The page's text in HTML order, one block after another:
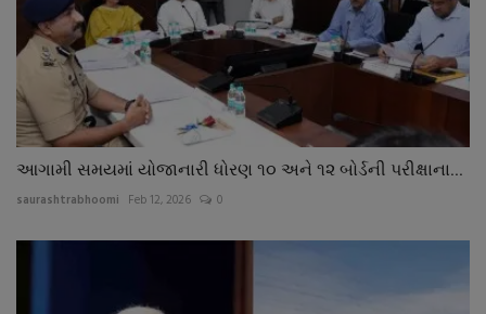
આગામી સમયમાં યોજાનારી ધોરણ ૧૦ અને ૧૨ બોર્ડની પરીક્ષાના...
saurashtrabhoomi Feb 12, 2026 0